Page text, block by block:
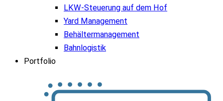
LKW-Steuerung auf dem Hof
Yard Management
Behältermanagement
Bahnlogistik
Portfolio